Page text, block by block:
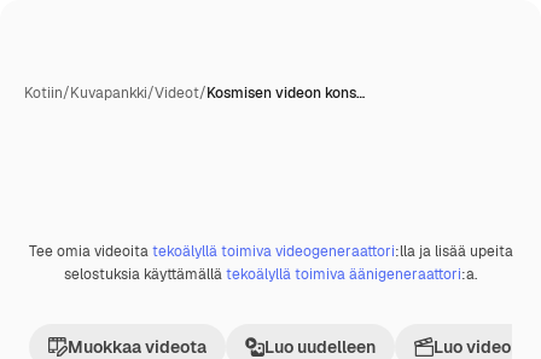
Kotiin/Kuvapankki/Videot/Kosmisen videon kons…
PremiumTekoälyn luoma
Tee omia videoitatekoälyllä toimiva videogeneraattori:lla ja lisää upeita
selostuksia käyttämällätekoälyllä toimiva äänigeneraattori:a.
Muokkaa videota Luo uudelleen Luo